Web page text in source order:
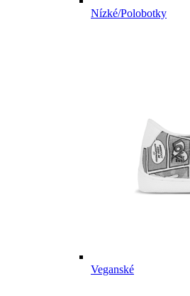
Nízké/Polobotky
Veganské